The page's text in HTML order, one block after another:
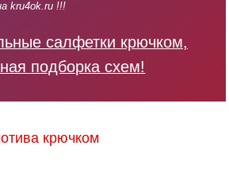
kru4ok.ru !!!
салфетки крючком,
подборка схем!
крючком